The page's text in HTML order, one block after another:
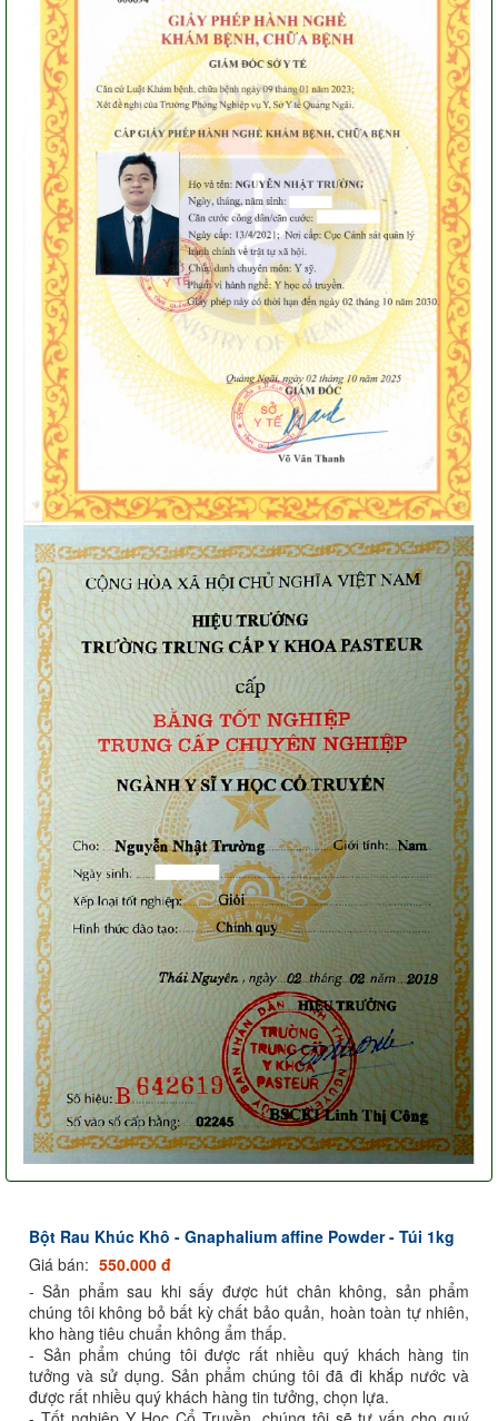
Bột Rau Khúc Khô - Gnaphalium affine Powder - Túi 1kg
Giá bán: 550.000 đ
- Sản phẩm sau khi sấy được hút chân không, sản phẩm
chúng tôi không bỏ bất kỳ chất bảo quản, hoàn toàn tự nhiên,
kho hàng tiêu chuẩn không ẩm thấp.
- Sản phẩm chúng tôi được rất nhiều quý khách hàng tin
tưởng và sử dụng. Sản phẩm chúng tôi đã đi khắp nước và
được rất nhiều quý khách hàng tin tưởng, chọn lựa.